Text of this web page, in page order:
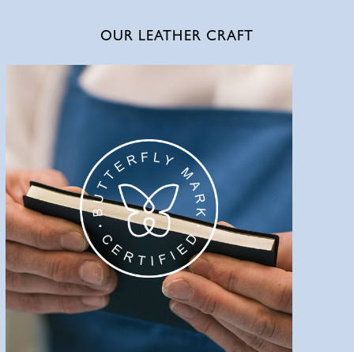
OUR LEATHER CRAFT